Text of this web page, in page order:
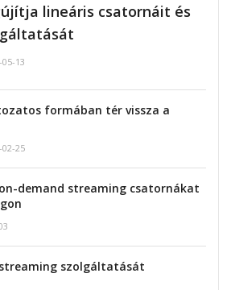
lineáris csatornáit és
13
formában tér vissza a
02-25
demand streaming csatornákat
szolgáltatását